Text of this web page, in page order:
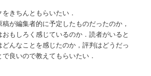
きちんともらいたい．
が編集者的に予定したものだったのか，
もしろく感じているのか．読者がいると
どんなことを感じたのか，評判はどうだっ
良いので教えてもらいたい．